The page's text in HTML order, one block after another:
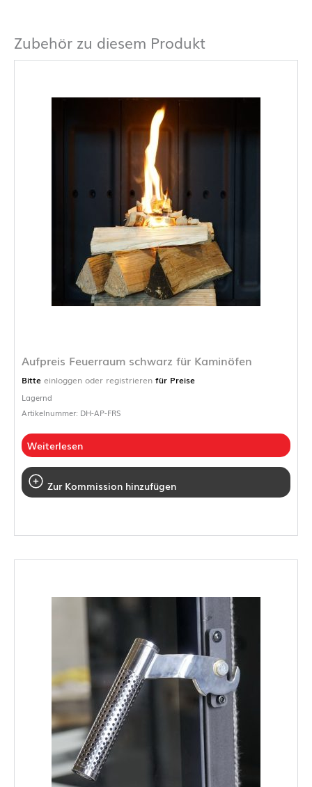
Zubehör zu diesem Produkt
Aufpreis Feuerraum schwarz für Kaminöfen
Bitte einloggen oder registrieren für Preise
Lagernd
Artikelnummer: DH-AP-FRS
Weiterlesen
Zur Kommission hinzufügen